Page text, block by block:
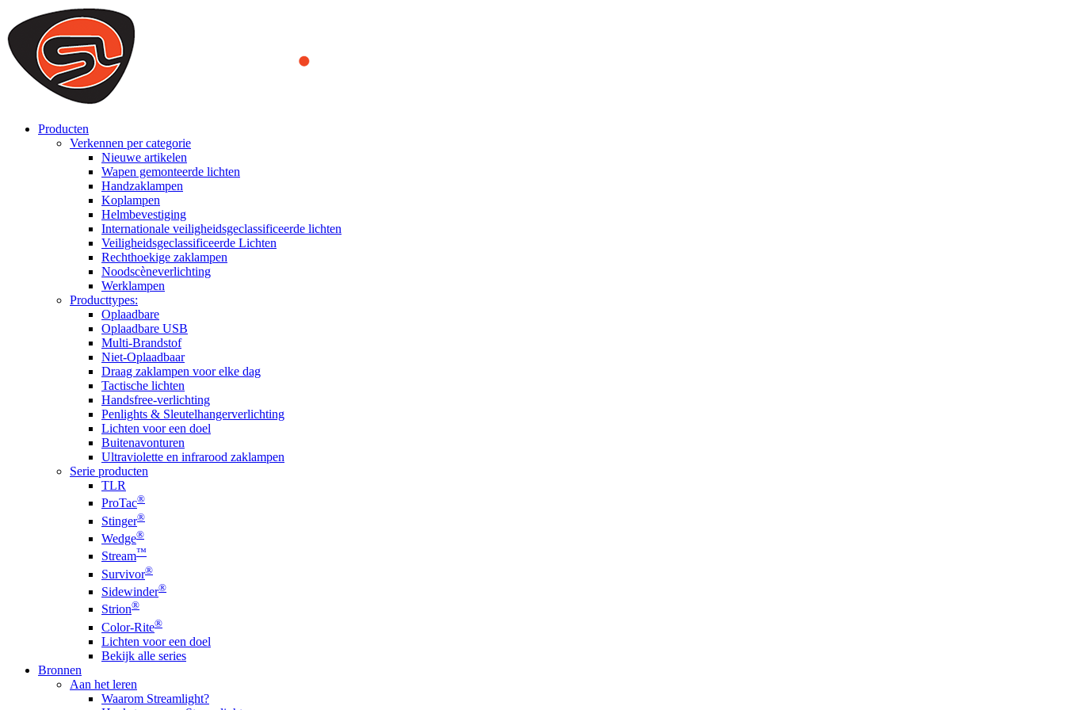
We use cookies to ensure that we provide you the best experience on our website. By continuing to browse this website, you accept that cookies are used to help us analyze how the website is used and to offer
you a better experience. To learn more or to find out how you can disable cookies, you can access our
ACCEPT AND CLOSE
Producten
Verkennen per categorie
Nieuwe artikelen
Wapen gemonteerde lichten
Handzaklampen
Koplampen
Helmbevestiging
Internationale veiligheidsgeclassificeerde lichten
Veiligheidsgeclassificeerde Lichten
Rechthoekige zaklampen
Noodscèneverlichting
Werklampen
Producttypes:
Oplaadbare
Oplaadbare USB
Multi-Brandstof
Niet-Oplaadbaar
Draag zaklampen voor elke dag
Tactische lichten
Handsfree-verlichting
Penlights & Sleutelhangerverlichting
Lichten voor een doel
Buitenavonturen
Ultraviolette en infrarood zaklampen
Serie producten
TLR
ProTac®
Stinger®
Wedge®
Stream™
Survivor®
Sidewinder®
Strion®
Color-Rite®
Lichten voor een doel
Bekijk alle series
Bronnen
Aan het leren
Waarom Streamlight?